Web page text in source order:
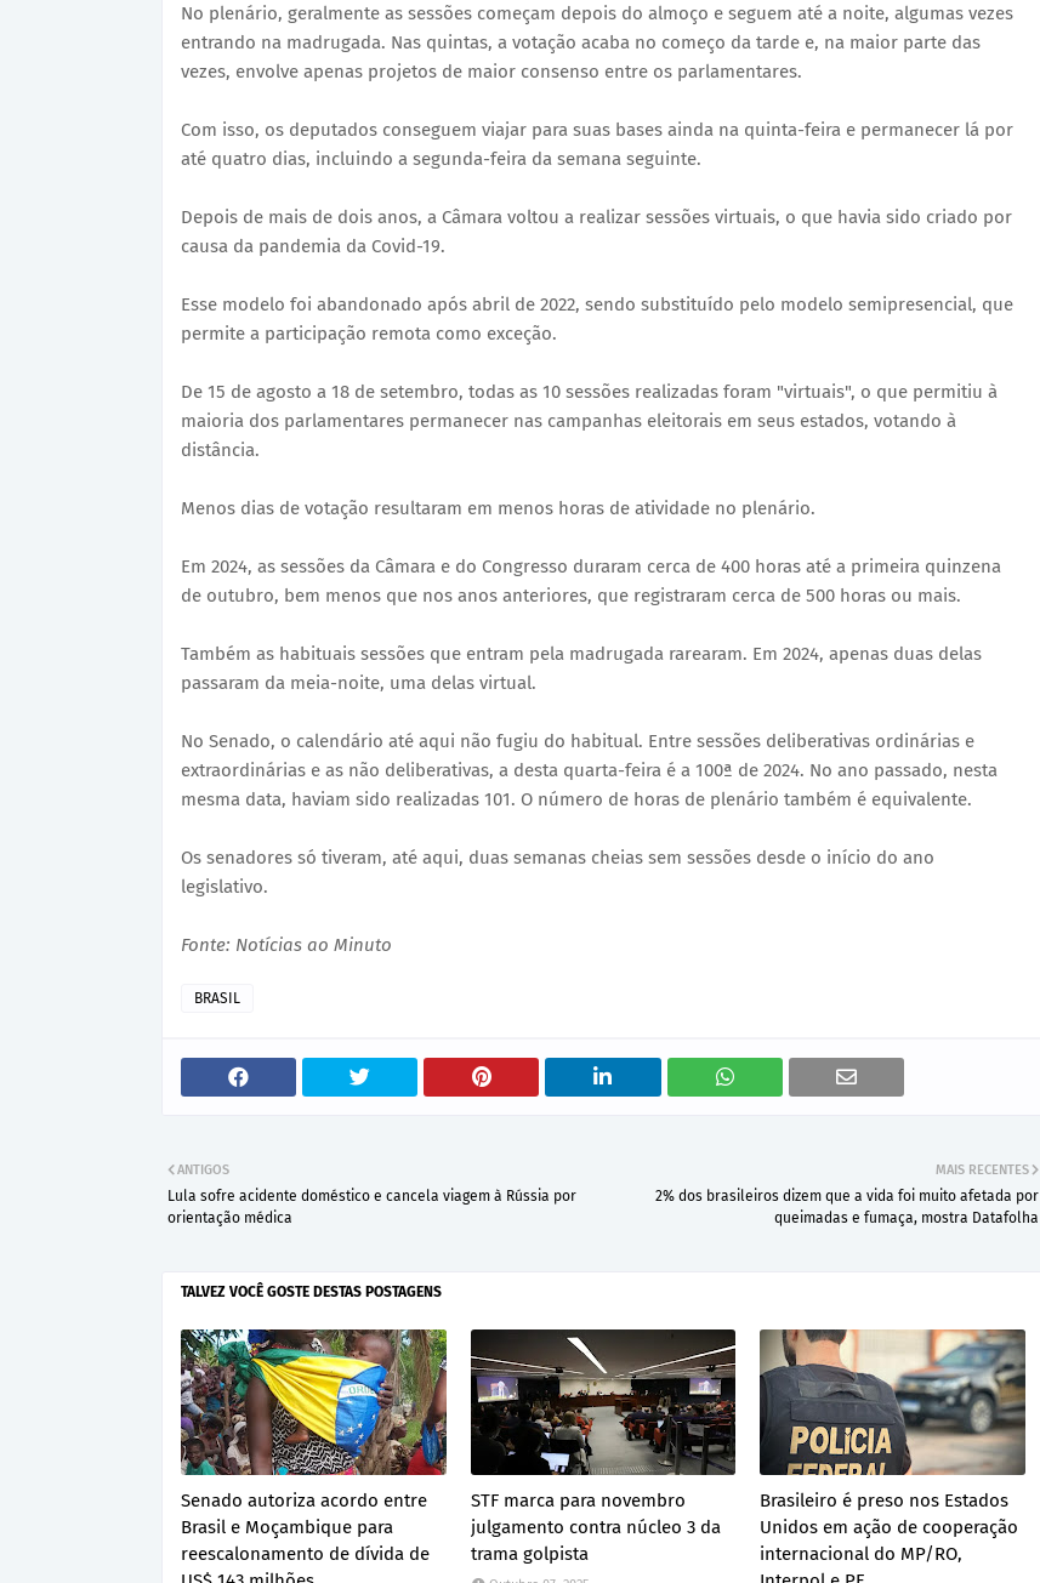
No plenário, geralmente as sessões começam depois do almoço e seguem até a noite, algumas vezes
entrando na madrugada. Nas quintas, a votação acaba no começo da tarde e, na maior parte das
vezes, envolve apenas projetos de maior consenso entre os parlamentares.
Com isso, os deputados conseguem viajar para suas bases ainda na quinta-feira e permanecer lá por
até quatro dias, incluindo a segunda-feira da semana seguinte.
Depois de mais de dois anos, a Câmara voltou a realizar sessões virtuais, o que havia sido criado por
causa da pandemia da Covid-19.
Esse modelo foi abandonado após abril de 2022, sendo substituído pelo modelo semipresencial, que
permite a participação remota como exceção.
De 15 de agosto a 18 de setembro, todas as 10 sessões realizadas foram "virtuais", o que permitiu à
maioria dos parlamentares permanecer nas campanhas eleitorais em seus estados, votando à
distância.
Menos dias de votação resultaram em menos horas de atividade no plenário.
Em 2024, as sessões da Câmara e do Congresso duraram cerca de 400 horas até a primeira quinzena
de outubro, bem menos que nos anos anteriores, que registraram cerca de 500 horas ou mais.
Também as habituais sessões que entram pela madrugada rarearam. Em 2024, apenas duas delas
passaram da meia-noite, uma delas virtual.
No Senado, o calendário até aqui não fugiu do habitual. Entre sessões deliberativas ordinárias e
extraordinárias e as não deliberativas, a desta quarta-feira é a 100ª de 2024. No ano passado, nesta
mesma data, haviam sido realizadas 101. O número de horas de plenário também é equivalente.
Os senadores só tiveram, até aqui, duas semanas cheias sem sessões desde o início do ano
legislativo.
Fonte: Notícias ao Minuto
BRASIL
MAIS RECENTES
2% dos brasileiros dizem que a vida foi muito afetada por
queimadas e fumaça, mostra Datafolha
ANTIGOS
Lula sofre acidente doméstico e cancela viagem à Rússia por
orientação médica
TALVEZ VOCÊ GOSTE DESTAS POSTAGENS
Senado autoriza acordo entre
Brasil e Moçambique para
reescalonamento de dívida de
STF marca para novembro
julgamento contra núcleo 3 da
trama golpista
Brasileiro é preso nos Estados
Unidos em ação de cooperação
internacional do MP/RO,